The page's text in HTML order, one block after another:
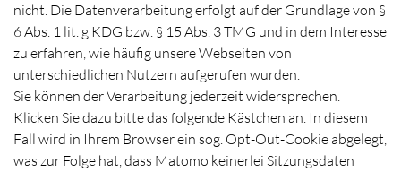
nicht. Die Datenverarbeitung erfolgt auf der Grundlage von §
6 Abs. 1 lit. g KDG bzw. § 15 Abs. 3 TMG und in dem Interesse
zu erfahren, wie häufig unsere Webseiten von
unterschiedlichen Nutzern aufgerufen wurden.
Sie können der Verarbeitung jederzeit widersprechen.
Klicken Sie dazu bitte das folgende Kästchen an. In diesem
Fall wird in Ihrem Browser ein sog. Opt-Out-Cookie abgelegt,
was zur Folge hat, dass Matomo keinerlei Sitzungsdaten